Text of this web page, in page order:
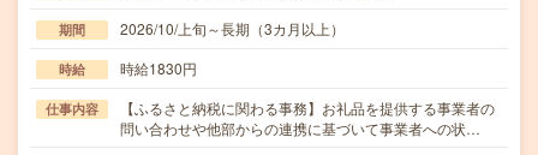
期間 2026/10/上旬～長期（3カ月以上）
時給 時給1830円
仕事内容
【ふるさと納税に関わる事務】お礼品を提供する事業者の
問い合わせや他部からの連携に基づいて事業者への状…